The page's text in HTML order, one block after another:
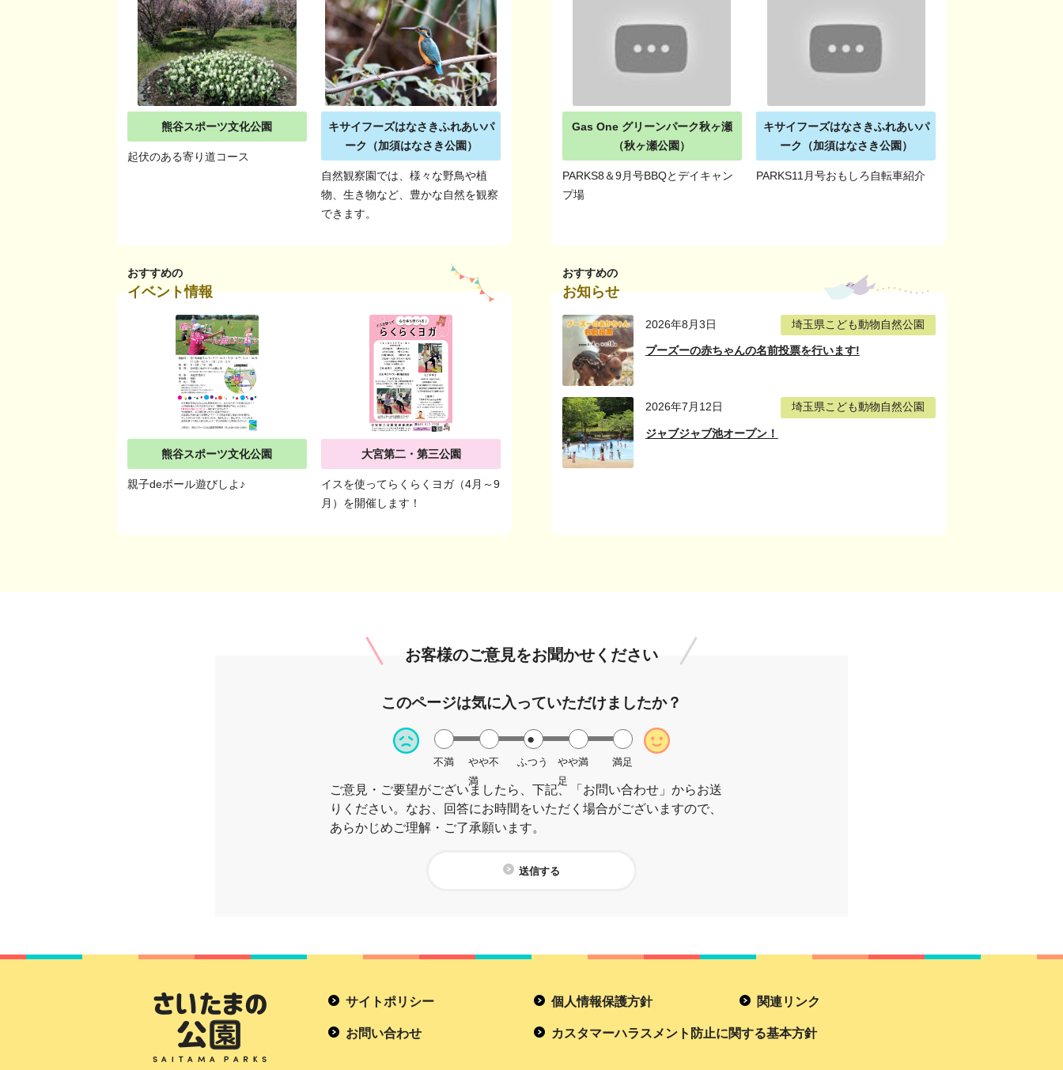
熊谷スポーツ文化公園
起伏のある寄り道コース
キサイフーズはなさきふれあいパ
ーク（加須はなさき公園）
自然観察園では、様々な野鳥や植
物、生き物など、豊かな自然を観察
できます。
Gas One グリーンパーク秋ヶ瀬
（秋ヶ瀬公園）
PARKS8＆9月号BBQとデイキャン
プ場
キサイフーズはなさきふれあいパ
ーク（加須はなさき公園）
PARKS11月号おもしろ自転車紹介
おすすめの
イベント情報
熊谷スポーツ文化公園
親子deボール遊びしよ♪
大宮第二・第三公園
イスを使ってらくらくヨガ（4月～9
月）を開催します！
おすすめの
お知らせ
2026年8月3日 埼玉県こども動物自然公園
プーズーの赤ちゃんの名前投票を行います!
2026年7月12日 埼玉県こども動物自然公園
ジャブジャブ池オープン！
お客様のご意見をお聞かせください
このページは気に入っていただけましたか？
不満
やや不
満
ふつう
やや満
足
満足
ご意見・ご要望がございましたら、下記、「お問い合わせ」からお送
りください。なお、回答にお時間をいただく場合がございますので、
あらかじめご理解・ご了承願います。
送信する
サイトポリシー 個人情報保護方針 関連リンク
お問い合わせ カスタマーハラスメント防止に関する基本方針